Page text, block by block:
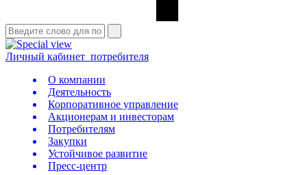
Личный кабинет потребителя
О компании
Деятельность
Корпоративное управление
Акционерам и инвесторам
Потребителям
Закупки
Устойчивое развитие
Пресс-центр